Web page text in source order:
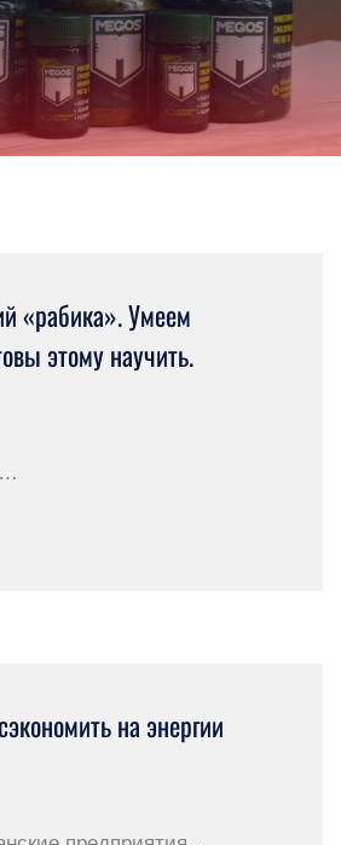
«рабика». Умеем
этому научить.
на энергии